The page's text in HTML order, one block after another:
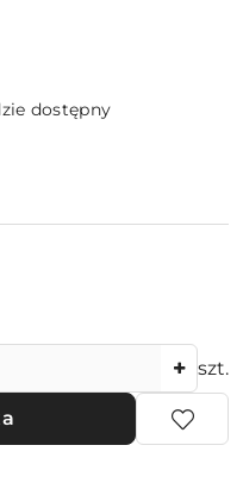
dostępny
szt.